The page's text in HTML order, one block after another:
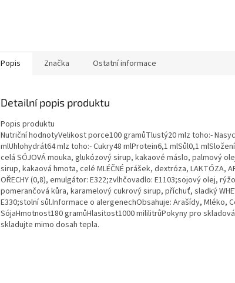
Popis Značka Ostatní informace
Detailní popis produktu
Popis produktu
Nutriční hodnotyVelikost porce100 gramůTlustý20 mlz toho:-
mlUhlohydrát64 mlz toho:- Cukry48 mlProtein6,1 mlSůl0,1
celá SÓJOVÁ mouka, glukózový sirup, kakaové máslo, palmový
sirup, kakaová hmota, celé MLÉČNÉ prášek, dextróza, LAKTÓZA,
OŘECHY (0,8), emulgátor: E322;zvlhčovadlo: E1103;sojový olej,
pomerančová kůra, karamelový cukrový sirup, příchuť, sladký
E330;stolní sůl.Informace o alergenechObsahuje: Arašídy, Mléko,
SójaHmotnost180 gramůHlasitost1000 mililitrůPokyny pro
skladujte mimo dosah tepla.